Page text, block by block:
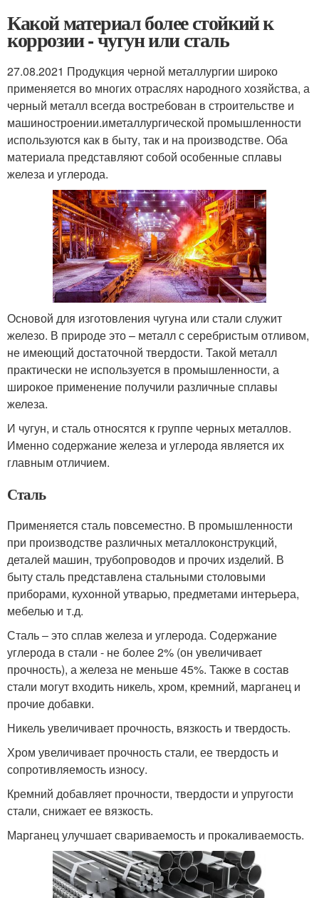
Какой материал более стойкий к
коррозии - чугун или сталь
27.08.2021 Продукция черной металлургии широко
применяется во многих отраслях народного хозяйства, а
черный металл всегда востребован в строительстве и
машиностроении.иметаллургической промышленности
используются как в быту, так и на производстве. Оба
материала представляют собой особенные сплавы
железа и углерода.
Основой для изготовления чугуна или стали служит
железо. В природе это – металл с серебристым отливом,
не имеющий достаточной твердости. Такой металл
практически не используется в промышленности, а
широкое применение получили различные сплавы
железа.
И чугун, и сталь относятся к группе черных металлов.
Именно содержание железа и углерода является их
главным отличием.
Сталь
Применяется сталь повсеместно. В промышленности
при производстве различных металлоконструкций,
деталей машин, трубопроводов и прочих изделий. В
быту сталь представлена стальными столовыми
приборами, кухонной утварью, предметами интерьера,
мебелью и т.д.
Сталь ‒ это сплав железа и углерода. Содержание
углерода в стали - не более 2% (он увеличивает
прочность), а железа не меньше 45%. Также в состав
стали могут входить никель, хром, кремний, марганец и
прочие добавки.
Никель увеличивает прочность, вязкость и твердость.
Хром увеличивает прочность стали, ее твердость и
сопротивляемость износу.
Кремний добавляет прочности, твердости и упругости
стали, снижает ее вязкость.
Марганец улучшает свариваемость и прокаливаемость.